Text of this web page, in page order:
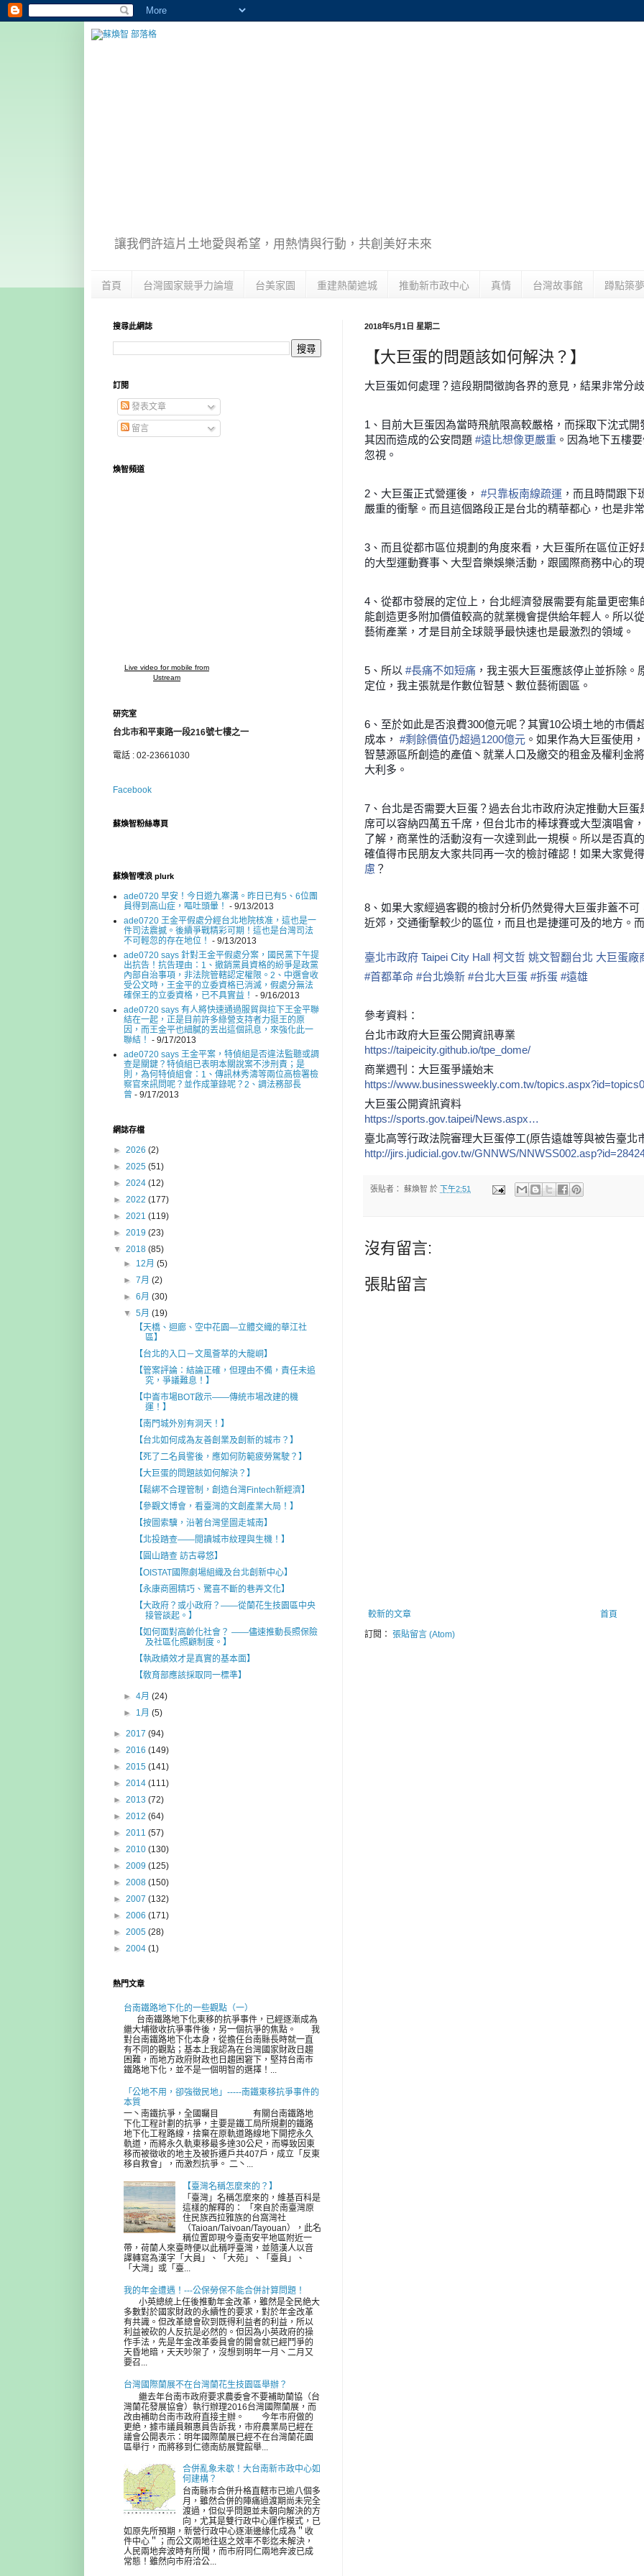
讓我們許這片土地愛與希望，用熱情與行動，共創美好未來
首頁 台灣國家競爭力論壇 台美家園 重建熱蘭遮城 推動新市政中心 真情 台灣故事館 蹲點築夢
2018年5月1日 星期二
【大巨蛋的問題該如何解決？】
大巨蛋如何處理？這段期間徵詢各界的意見，結果非常分
1、目前大巨蛋因為當時飛航限高較嚴格，而採取下沈式
其因而造成的公安問題 #遠比想像更嚴重 。因為地下五樓
忽視。
2、大巨蛋正式營運後， #只靠板南線疏運 ，而且時間跟
嚴重的衝擊。而且這個路段正是台北的精華都心，也是非
3、而且從都市區位規劃的角度來看，大巨蛋所在區位正
的大型運動賽事丶大型音樂娛樂活動，跟國際商務中心的
4、從都市發展的定位上，台北經濟發展需要有能量更密
能創造更多附加價值較高的就業機會提供給年輕人。所以
藝術產業，才是目前全球競爭最快速也是最激烈的領域。
5、所以 #長痛不如短痛 ，我主張大巨蛋應該停止並拆除
定位，我主張就是作數位智慧丶數位藝術園區。
6、至於如此是否浪費300億元呢？ 其實10公頃土地的市價
成本， #剩餘價值仍超過1200億元 。如果作為大巨蛋使用
智慧源區所創造的產值丶就業人口及繳交的租金及權利金
大利多。
7、台北是否需要大巨蛋？ 過去台北市政府決定推動大巨
席可以容納四萬五千席，但台北市的棒球賽或大型演唱會
了解，商業性的活動沒有一次達到此一規模。所以是否真
確值得市民朋友大家共同再一次的檢討確認！ 如果大家覺
慮 ？
8、 如果大家經過客觀的檢討分析仍然覺得大巨蛋非蓋不
近郊，交通衝擊較少的區位，而且也是捷運可及的地方。
臺北市政府 Taipei City Hall 柯文哲 姚文智翻台北 大巨蛋廠
#首都革命 #台北煥新 #台北大巨蛋 #拆蛋 #遠雄
參考資料：
台北市政府大巨蛋公開資訊專業
https://taipeicity.github.io/tpe_dome/
商業週刊：大巨蛋爭議始末
https://www.businessweekly.com.tw/
大巨蛋公開資訊資料
https://sports.gov.taipei/News.aspx…
臺北高等行政法院審理大巨蛋停工(原告遠雄等與被告臺北
http://jirs.judicial.gov.tw/GNNWS/
張貼者： 蘇煥智 於 下午2:51
沒有留言:
張貼留言
較新的文章
首頁
訂閱： 張貼留言 (Atom)
搜尋此網誌
訂閱
發表文章
留言
煥智頻道
Live video for mobile from
Ustream
研究室
台北市和平東路一段216號七樓之一
電話 : 02-23661030
Facebook
蘇煥智粉絲專頁
蘇煥智噗浪 plurk
ade0720 早安！今日遊九寨溝。昨日已有5、6位團
員得到高山症，嘔吐頭暈！ - 9/13/2013
ade0720 王金平假處分經台北地院核准，這也是一
件司法震撼。後續爭戰精彩可期！這也是台灣司法
不可輕忽的存在地位！ - 9/13/2013
ade0720 says 針對王金平假處分案，國民黨下午提
出抗告！抗告理由：1、撤銷黨員資格的紛爭是政黨
內部自治事項，非法院管轄認定權限。2、中選會收
受公文時，王金平的立委資格已消滅，假處分無法
確保王的立委資格，已不具實益！ - 9/16/2013
ade0720 says 有人將快速通過服貿與拉下王金平聯
結在一起，正是目前許多綠營支持者力挺王的原
因，而王金平也細膩的丟出這個訊息，來強化此一
聯結！ - 9/17/2013
ade0720 says 王金平案，特偵組是否違法監聽或調
查是關鍵？特偵組已表明本關說案不涉刑責；是
則，為何特偵組會：1、傳訊林秀濤等兩位高檢署檢
察官來訊問呢？並作成筆錄呢？2、調法務部長
曾 - 9/17/2013
網誌存檔
► 2026 (2)
► 2025 (51)
► 2024 (12)
► 2022 (177)
► 2021 (119)
► 2019 (23)
▼ 2018 (85)
► 12月(5)
►7月(2)
►6月(30)
▼5月(19)
【天橋、迴廊、空中花園—立體交織的華江社
區】
【台北的入口－文風薈萃的大龍峒】
【管案評論：結論正確，但理由不備，責任未追
究，爭議難息！】
【中崙市場BOT啟示——傳統市場改建的機
運！】
【南門城外別有洞天！】
【台北如何成為友善創業及創新的城市？】
【死了二名員警後，應如何防範疲勞駕駛？】
【大巨蛋的問題該如何解決？】
【鬆綁不合理管制，創造台灣Fintech新經濟】
【參觀文博會，看臺灣的文創產業大局！】
【按圖索驥，沿著台灣堡圖走城南】
【北投踏查——閲讀城市紋理與生機！】
【圓山踏查 訪古尋悠】
【OISTAT國際劇場組織及台北創新中心】
【永康商圈精巧、驚喜不斷的巷弄文化】
【大政府？或小政府？——從蘭花生技園區中央
接管談起。】
【如何面對高齡化社會？ ——儘速推動長照保險
及社區化照顧制度。】
【執政績效才是真實的基本面】
【敎育部應該採取同一標準】
►4月(24)
► 1月(5)
► 2017 (94)
► 2016 (149)
► 2015 (141)
► 2014 (111)
► 2013 (72)
► 2012 (64)
► 2011 (57)
► 2010 (130)
► 2009 (125)
► 2008 (150)
► 2007 (132)
► 2006 (171)
► 2005 (28)
► 2004 (1)
熱門文章
台南鐵路地下化的一些觀點（一）
台南鐵路地下化東移的抗爭事件，已經逐漸成為
繼大埔徵收抗爭事件後，另一個抗爭的焦點。 我
對台南鐵路地下化本身，從擔任台南縣長時就一直
有不同的觀點；基本上我認為在台灣國家財政日趨
困難，而地方政府財政也日趨困窘下，堅持台南市
鐵路地下化，並不是一個明智的選擇！...
「公地不用，卻強徵民地」-----南鐵東移抗爭事件的
本質
一丶南鐵抗爭，全國矚目 有關台南鐵路地
下化工程計劃的抗爭，主要是鐵工局所規劃的鐵路
地下化工程路線，捨棄在原軌道路線地下開挖永久
軌道，而將永久軌東移最多達30公尺，而導致因東
移而被徵收的地主及被拆遷戶共407戶，成立「反東
移自救會」，而激烈抗爭。 二丶...
【臺灣名稱怎麼來的？】
「臺灣」名稱怎麼來的，維基百科是
這樣的解釋的： 「來自於南臺灣原
住民族西拉雅族的台窩灣社
（Taioan/Taivoan/Tayouan），此名
稱位置即現今臺南安平地區附近一
帶，荷蘭人來臺時便以此稱呼臺灣，並隨漢人以音
譯轉寫為漢字「大員」、「大苑」、「臺員」、
「大灣」或「臺...
我的年金遭遇！---公保勞保不能合併計算問題！
小英總統上任後推動年金改革，雖然是全民絶大
多數對於國家財政的永續性的要求，對於年金改革
有共識。但改革總會砍到既得利益者的利益，所以
利益被砍的人反抗是必然的。但因為小英政府的操
作手法，先是年金改革委員會的開會就已經鬥爭的
天昏地暗，天天吵架了，沒想到明年一月丶二月又
要召...
台灣國際蘭展不在台灣蘭花生技園區舉辦？
繼去年台南市政府要求農委會不要補助蘭協（台
灣蘭花發展協會）執行辦理2016台灣國際蘭展，而
改由補助台南市政府直接主辦。 今年市府做的
更絶，據市議員賴惠員告訴我，市府農業局已經在
議會公開表示：明年國際蘭展已經不在台灣蘭花園
區舉行，而將移到仁德南紡展覽館舉...
合併亂象未歇！大台南新市政中心如
何建構？
台南縣市合併升格直轄市已逾八個多
月，雖然合併的陣痛過渡期尚未完全
渡過，但似乎問題並未朝向解決的方
向，尤其是雙行政中心運作模式，已
如原先所預期，新營行政中心逐漸邊緣化成為＂收
件中心＂；而公文兩地往返之效率不彰迄未解決，
人民兩地奔波時有所聞，而市府同仁兩地奔波已成
常態！雖然向市府洽公...